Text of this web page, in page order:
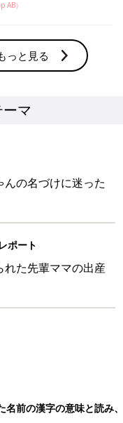
AB）
っと見る
マ
の名づけに迷った
ポート
れた先輩ママの出産
名前の漢字の意味と読